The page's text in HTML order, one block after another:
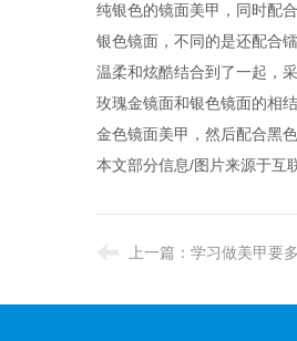
纯银色的镜面美甲，同时配
银色镜面，不同的是还配合
温柔和炫酷结合到了一起，
玫瑰金镜面和银色镜面的相
金色镜面美甲，然后配合黑
本文部分信息/图片来源于互
上一篇： 学习做美甲要